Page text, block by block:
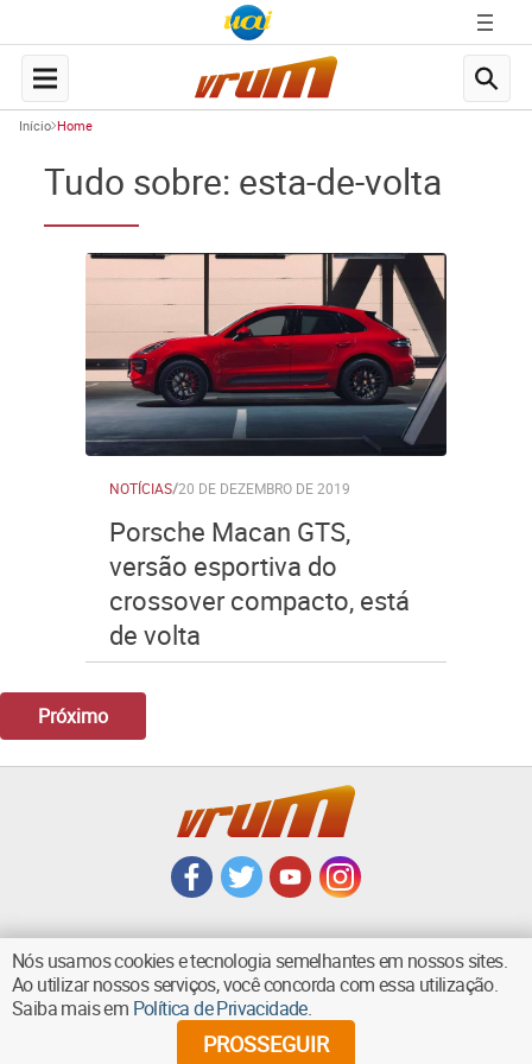
Início Home
Tudo sobre: esta-de-volta
NOTÍCIAS/20 DE DEZEMBRO DE 2019
Porsche Macan GTS,
versão esportiva do
crossover compacto, está
de volta
Próximo
VOLTAR AO TOPO
Nós usamos cookies e tecnologia semelhantes em nossos sites.
Ao utilizar nossos serviços, você concorda com essa utilização.
Saiba mais em Política de Privacidade.
PROSSEGUIR